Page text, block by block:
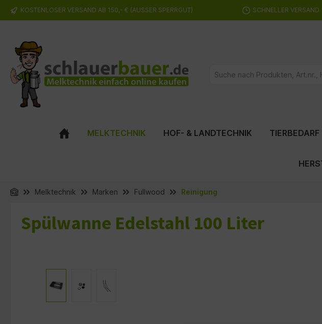
Zur Hauptnavigation springen
KOSTENLOSER VERSAND AB 150,- € (AUSSER SPERRGUT) SCHNELLER VERSAND
MELKTECHNIK HOF- & LANDTECHNIK TIERBEDARF
Melktechnik Marken Fullwood Reinigung
Spülwanne Edelstahl 100 Liter